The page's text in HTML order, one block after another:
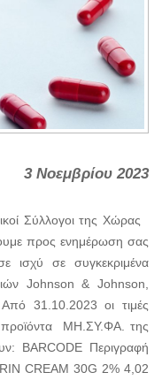
3 Νοεμβρίου 2023
Σύλλογοι της Χώρας
προς ενημέρωση σας
ισχύ σε συγκεκριμένα
Johnson & Johnson,
31.10.2023 οι τιμές
προϊόντα ΜΗ.ΣΥ.ΦΑ. της
BARCODE Περιγραφή
CREAM 30G 2% 4,02